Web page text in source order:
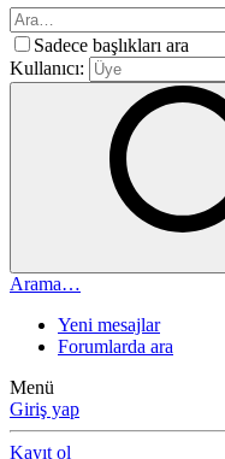
Sadece başlıkları ara
Kullanıcı:
Arama…
Yeni mesajlar
Forumlarda ara
Menü
Giriş yap
Kayıt ol